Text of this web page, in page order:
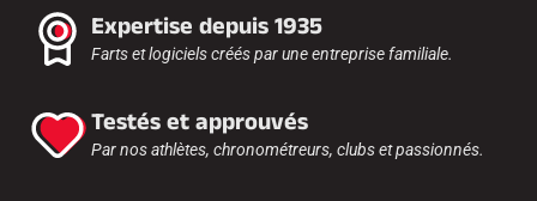
Expertise depuis 1935
Farts et logiciels créés par une entreprise familiale.
Testés et approuvés
Par nos athlètes, chronométreurs, clubs et passionnés.